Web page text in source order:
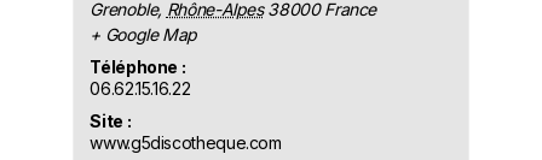
Grenoble, Rhône-Alpes 38000 France
+ Google Map
Téléphone :
06.62.15.16.22
Site :
www.g5discotheque.com